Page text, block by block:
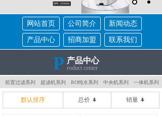
网站首页 公司简介
新闻动态
产品中心
招商加盟 联系我们
P 产品中心
roduct center
前置过滤系列 超滤机系列 RO纯水系列 中央机系列 一体机系列
默认排序 总价 销量